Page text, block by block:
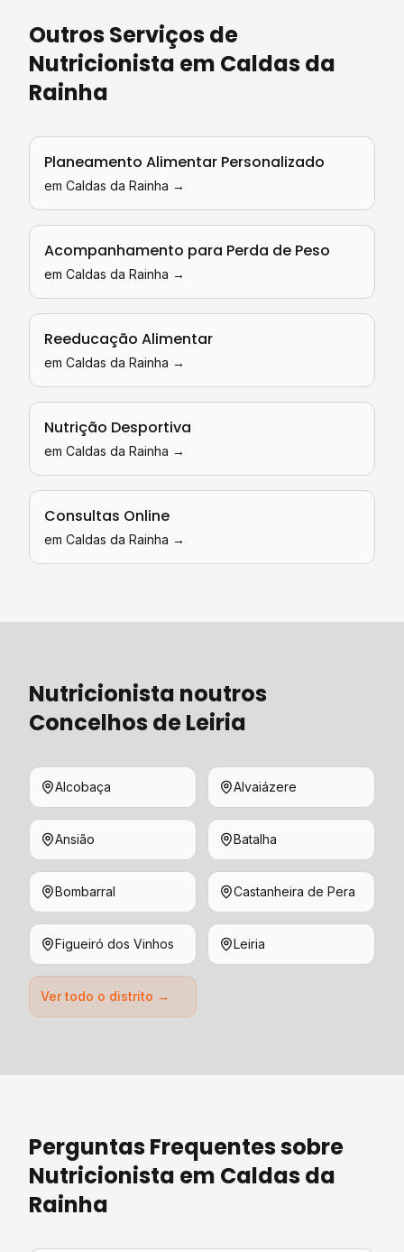
Outros Serviços de
Nutricionista em Caldas da
Rainha
Planeamento Alimentar Personalizado
em Caldas da Rainha →
Acompanhamento para Perda de Peso
em Caldas da Rainha →
Reeducação Alimentar
em Caldas da Rainha →
Nutrição Desportiva
em Caldas da Rainha →
Consultas Online
em Caldas da Rainha →
Nutricionista noutros
Concelhos deLeiria
Alcobaça Alvaiázere
Ansião Batalha
Bombarral Castanheira de Pera
Figueiró dos Vinhos Leiria
Ver todo o distrito →
Perguntas Frequentes sobre
Nutricionista em Caldas da
Rainha